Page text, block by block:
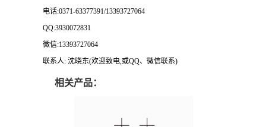
电话:0371-63377391/13393727064
QQ:3930072831
微信:13393727064
联系人: 沈晓东(欢迎致电,或QQ、微信联系)
相关产品：